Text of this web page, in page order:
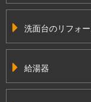
洗面台のリフォー
給湯器